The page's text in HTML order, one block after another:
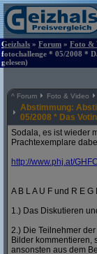
Geizhals » Forum » Foto &
fotochallenge * 05/2008 *
gelesen)
^ Forum Foto & Video
Abstimmung:
05/2008 * Das
Sodala, es ist wieder
Prachtexemplare
http://www.phj.at/
A B L A U F und R E
1.) Das Diskutieren
2.) Die Teilnehmer
Bilder kommentieren,
ansonsten aus dem